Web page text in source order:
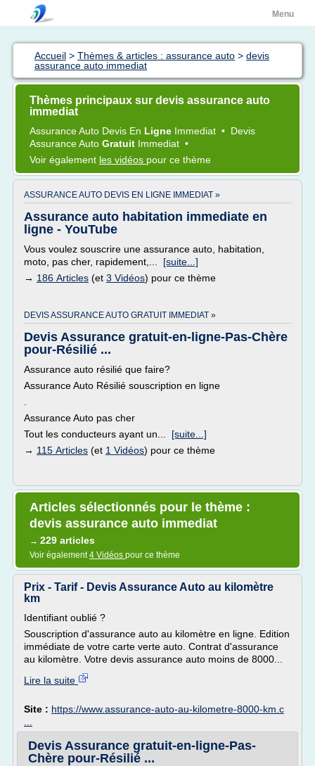
Menu
Accueil > Thèmes & articles : assurance auto > devis
assurance auto immediat
Thèmes principaux sur devis assurance auto
immediat
Assurance Auto Devis En Ligne Immediat • Devis
Assurance Auto Gratuit Immediat •
Voir également les vidéos pour ce thème
ASSURANCE AUTO DEVIS EN LIGNE IMMEDIAT »
Assurance auto habitation immediate en
ligne - YouTube
Vous voulez souscrire une assurance auto, habitation,
moto, pas cher, rapidement,... [suite...]
→ 186 Articles (et 3 Vidéos) pour ce thème
DEVIS ASSURANCE AUTO GRATUIT IMMEDIAT »
Devis Assurance gratuit-en-ligne-Pas-Chère
pour-Résilié ...
Assurance auto résilié que faire?
Assurance Auto Résilié souscription en ligne
Assurance Auto pas cher
Tout les conducteurs ayant un... [suite...]
→ 115 Articles (et 1 Vidéos) pour ce thème
Articles sélectionnés pour le thème :
devis assurance auto immediat
→ 229 articles
Voir également4 Vidéos pour ce thème
Prix - Tarif - Devis Assurance Auto au kilomètre
km
Identifiant oublié ?
Souscription d'assurance auto au kilomètre en ligne. Edition
immédiate de votre carte verte auto. Contrat d'assurance
au kilomètre. Votre devis assurance auto moins de 8000...
Lire la suite
Site : https://www.assurance-auto-au-kilometre-8000-km.c
Devis Assurance gratuit-en-ligne-Pas-
Chère pour-Résilié ...